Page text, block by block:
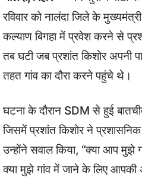
रविवार को नालंदा जिले के
कल्याण बिगहा में प्रवेश करने से
तब घटी जब प्रशांत किशोर अपनी
तहत गांव का दौरा करने पहुंचे थे।
घटना के दौरान SDM से हुई
जिसमें प्रशांत किशोर ने प्रशासनिक
उन्होंने सवाल किया, “क्या आप
क्या मुझे गांव में जाने के लिए